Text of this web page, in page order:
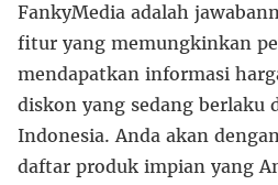
FankyMedia adalah
fitur yang memungkinkan
mendapatkan informasi
diskon yang sedang berlaku
Indonesia. Anda akan
daftar produk impian yang